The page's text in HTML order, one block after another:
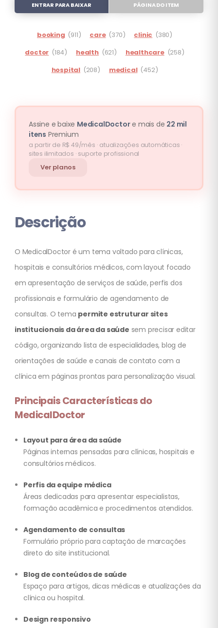
ENTRAR PARA BAIXAR PÁGINA DO ITEM
booking (911) care (370) clinic (380)
doctor (184) health (621) healthcare (258)
hospital (208) medical (452)
Assine e baixe MedicalDoctore mais de 22 mil
itens Premium
a partir de R$ 49/mês · atualizações automáticas ·
sites ilimitados · suporte profissional
Ver planos
Descrição
O MedicalDoctor é um tema voltado para clínicas,
hospitais e consultórios médicos, com layout focado
em apresentação de serviços de saúde, perfis dos
profissionais e formulário de agendamento de
consultas. O tema permite estruturar sites
institucionais da área da saúde sem precisar editar
código, organizando lista de especialidades, blog de
orientações de saúde e canais de contato com a
clínica em páginas prontas para personalização visual.
Principais Características do
MedicalDoctor
Layout para área da saúde
Páginas internas pensadas para clínicas, hospitais e
consultórios médicos.
Perfis da equipe médica
Áreas dedicadas para apresentar especialistas,
formação acadêmica e procedimentos atendidos.
Agendamento de consultas
Formulário próprio para captação de marcações
direto do site institucional.
Blog de conteúdos de saúde
Espaço para artigos, dicas médicas e atualizações da
clínica ou hospital.
Design responsivo